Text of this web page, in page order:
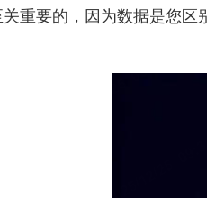
重要的，因为数据是您